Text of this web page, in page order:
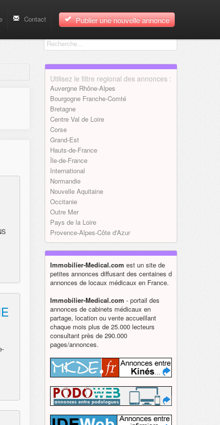
Publier une nouvelle annonce
Contact
Utilisez le filtre regional des annonces :
Auvergne Rhône-Alpes
Bourgogne Franche-Comté
Bretagne
Centre Val de Loire
Corse
Grand-Est
Hauts-de-France
Île-de-France
International
Normandie
Nouvelle Aquitaine
Occitanie
Outre Mer
Pays de la Loire
Provence-Alpes-Côte d'Azur
Immobilier-Medical.com est un site de
petites annonces diffusant des centaines d
annonces de locaux médicaux en France.
Immobilier-Medical.com - portail des
annonces de cabinets médicaux en
partage, location ou vente accueillant
chaque mois plus de 25.000 lecteurs
consultant près de 290.000
pages/annonces.